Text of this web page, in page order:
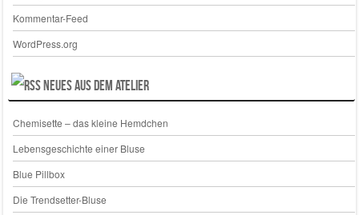
Kommentar-Feed
WordPress.org
Neues aus dem Atelier
Chemisette – das kleine Hemdchen
Lebensgeschichte einer Bluse
Blue Pillbox
Die Trendsetter-Bluse